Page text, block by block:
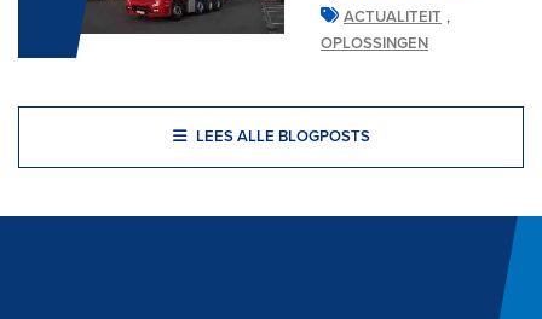
ACTUALITEIT ,
OPLOSSINGEN
LEES ALLE BLOGPOSTS